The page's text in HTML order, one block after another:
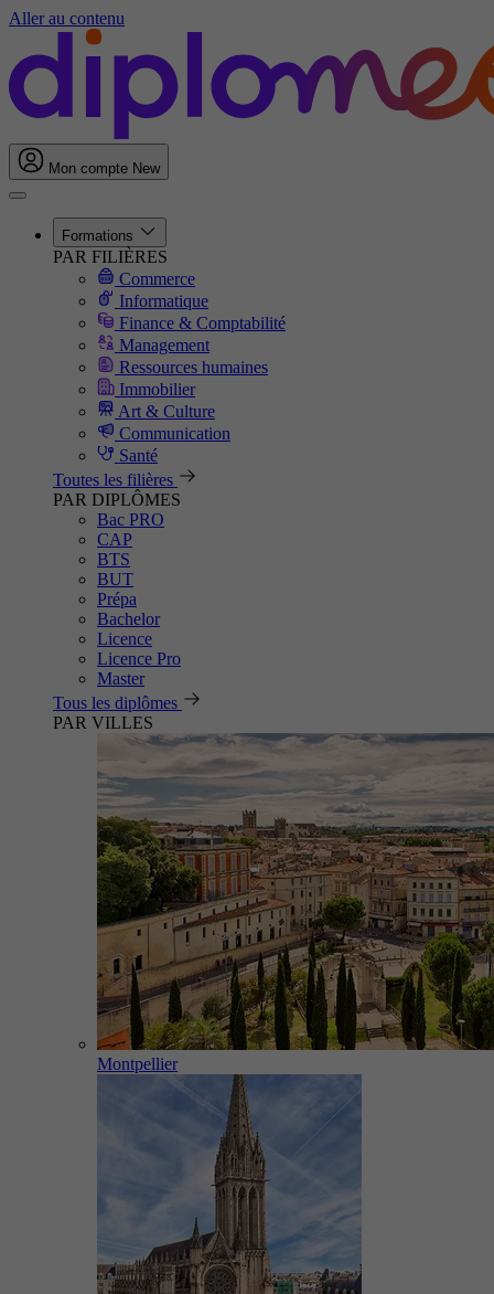
Aller au contenu
Mon compte New
Formations
PAR FILIÈRES
Commerce
Informatique
Finance & Comptabilité
Management
Ressources humaines
Immobilier
Art & Culture
Communication
Santé
Toutes les filières
PAR DIPLÔMES
Bac PRO
CAP
BTS
BUT
Prépa
Bachelor
Licence
Licence Pro
Master
Tous les diplômes
PAR VILLES
Montpellier